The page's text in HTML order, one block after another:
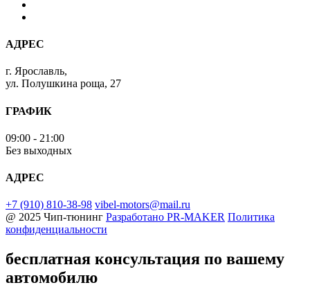
АДРЕС
г. Ярославль,
ул. Полушкина роща, 27
ГРАФИК
09:00 - 21:00
Без выходных
АДРЕС
+7 (910) 810-38-98 vibel-motors@mail.ru
@ 2025 Чип-тюнинг Разработано PR-MAKER Политика
конфиденциальности
бесплатная консультация по вашему
автомобилю